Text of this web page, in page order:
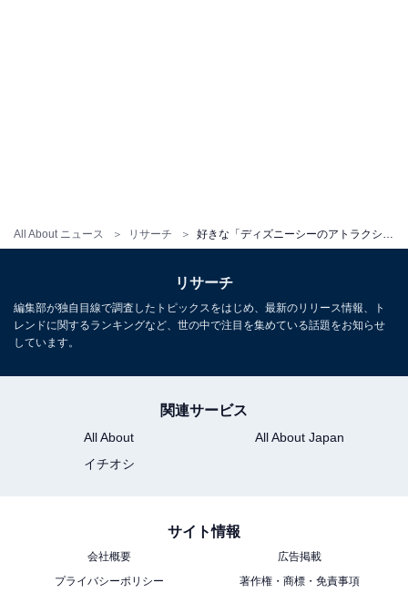
All About ニュース リサーチ
ンキング！ 2位「ブルーバイユー・レストラ
リサーチ
編集部が独自目線で調査したトピックスをはじめ、最新のリリース情報、ト
レンドに関するランキングなど、世の中で注目を集めている話題をお知らせ
しています。
関連サービス
All About
All About Japan
イチオシ
サイト情報
会社概要
広告掲載
プライバシーポリシー
著作権・商標・免責事項